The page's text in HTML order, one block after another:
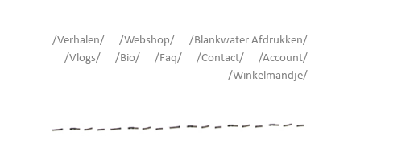
/Verhalen/ /Webshop/
/Blankwater Afdrukken/
/Vlogs/
/Bio/ /Faq/ /Contact/
/Account/
/Winkelmandje/